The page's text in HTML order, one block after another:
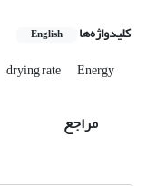
کلیدواژه‌ها English
drying rate Energy
مراجع